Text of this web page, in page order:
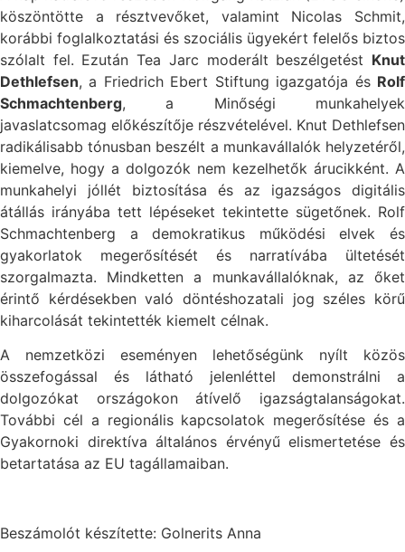
köszöntötte a résztvevőket, valamint Nicolas Schmit,
korábbi foglalkoztatási és szociális ügyekért felelős biztos
szólalt fel. Ezután Tea Jarc moderált beszélgetést Knut
Dethlefsen, a Friedrich Ebert Stiftung igazgatója és Rolf
Schmachtenberg, a Minőségi munkahelyek
javaslatcsomag előkészítője részvételével. Knut Dethlefsen
radikálisabb tónusban beszélt a munkavállalók helyzetéről,
kiemelve, hogy a dolgozók nem kezelhetők árucikként. A
munkahelyi jóllét biztosítása és az igazságos digitális
átállás irányába tett lépéseket tekintette sügetőnek. Rolf
Schmachtenberg a demokratikus működési elvek és
gyakorlatok megerősítését és narratívába ültetését
szorgalmazta. Mindketten a munkavállalóknak, az őket
érintő kérdésekben való döntéshozatali jog széles körű
kiharcolását tekintették kiemelt célnak.
A nemzetközi eseményen lehetőségünk nyílt közös
összefogással és látható jelenléttel demonstrálni a
dolgozókat országokon átívelő igazságtalanságokat.
További cél a regionális kapcsolatok megerősítése és a
Gyakornoki direktíva általános érvényű elismertetése és
betartatása az EU tagállamaiban.
Beszámolót készítette: Golnerits Anna